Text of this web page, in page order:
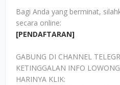
Bagi Anda yang berminat,
secara online:
[PENDAFTARAN]
GABUNG DI CHANNEL
KETINGGALAN INFO
HARINYA KLIK: